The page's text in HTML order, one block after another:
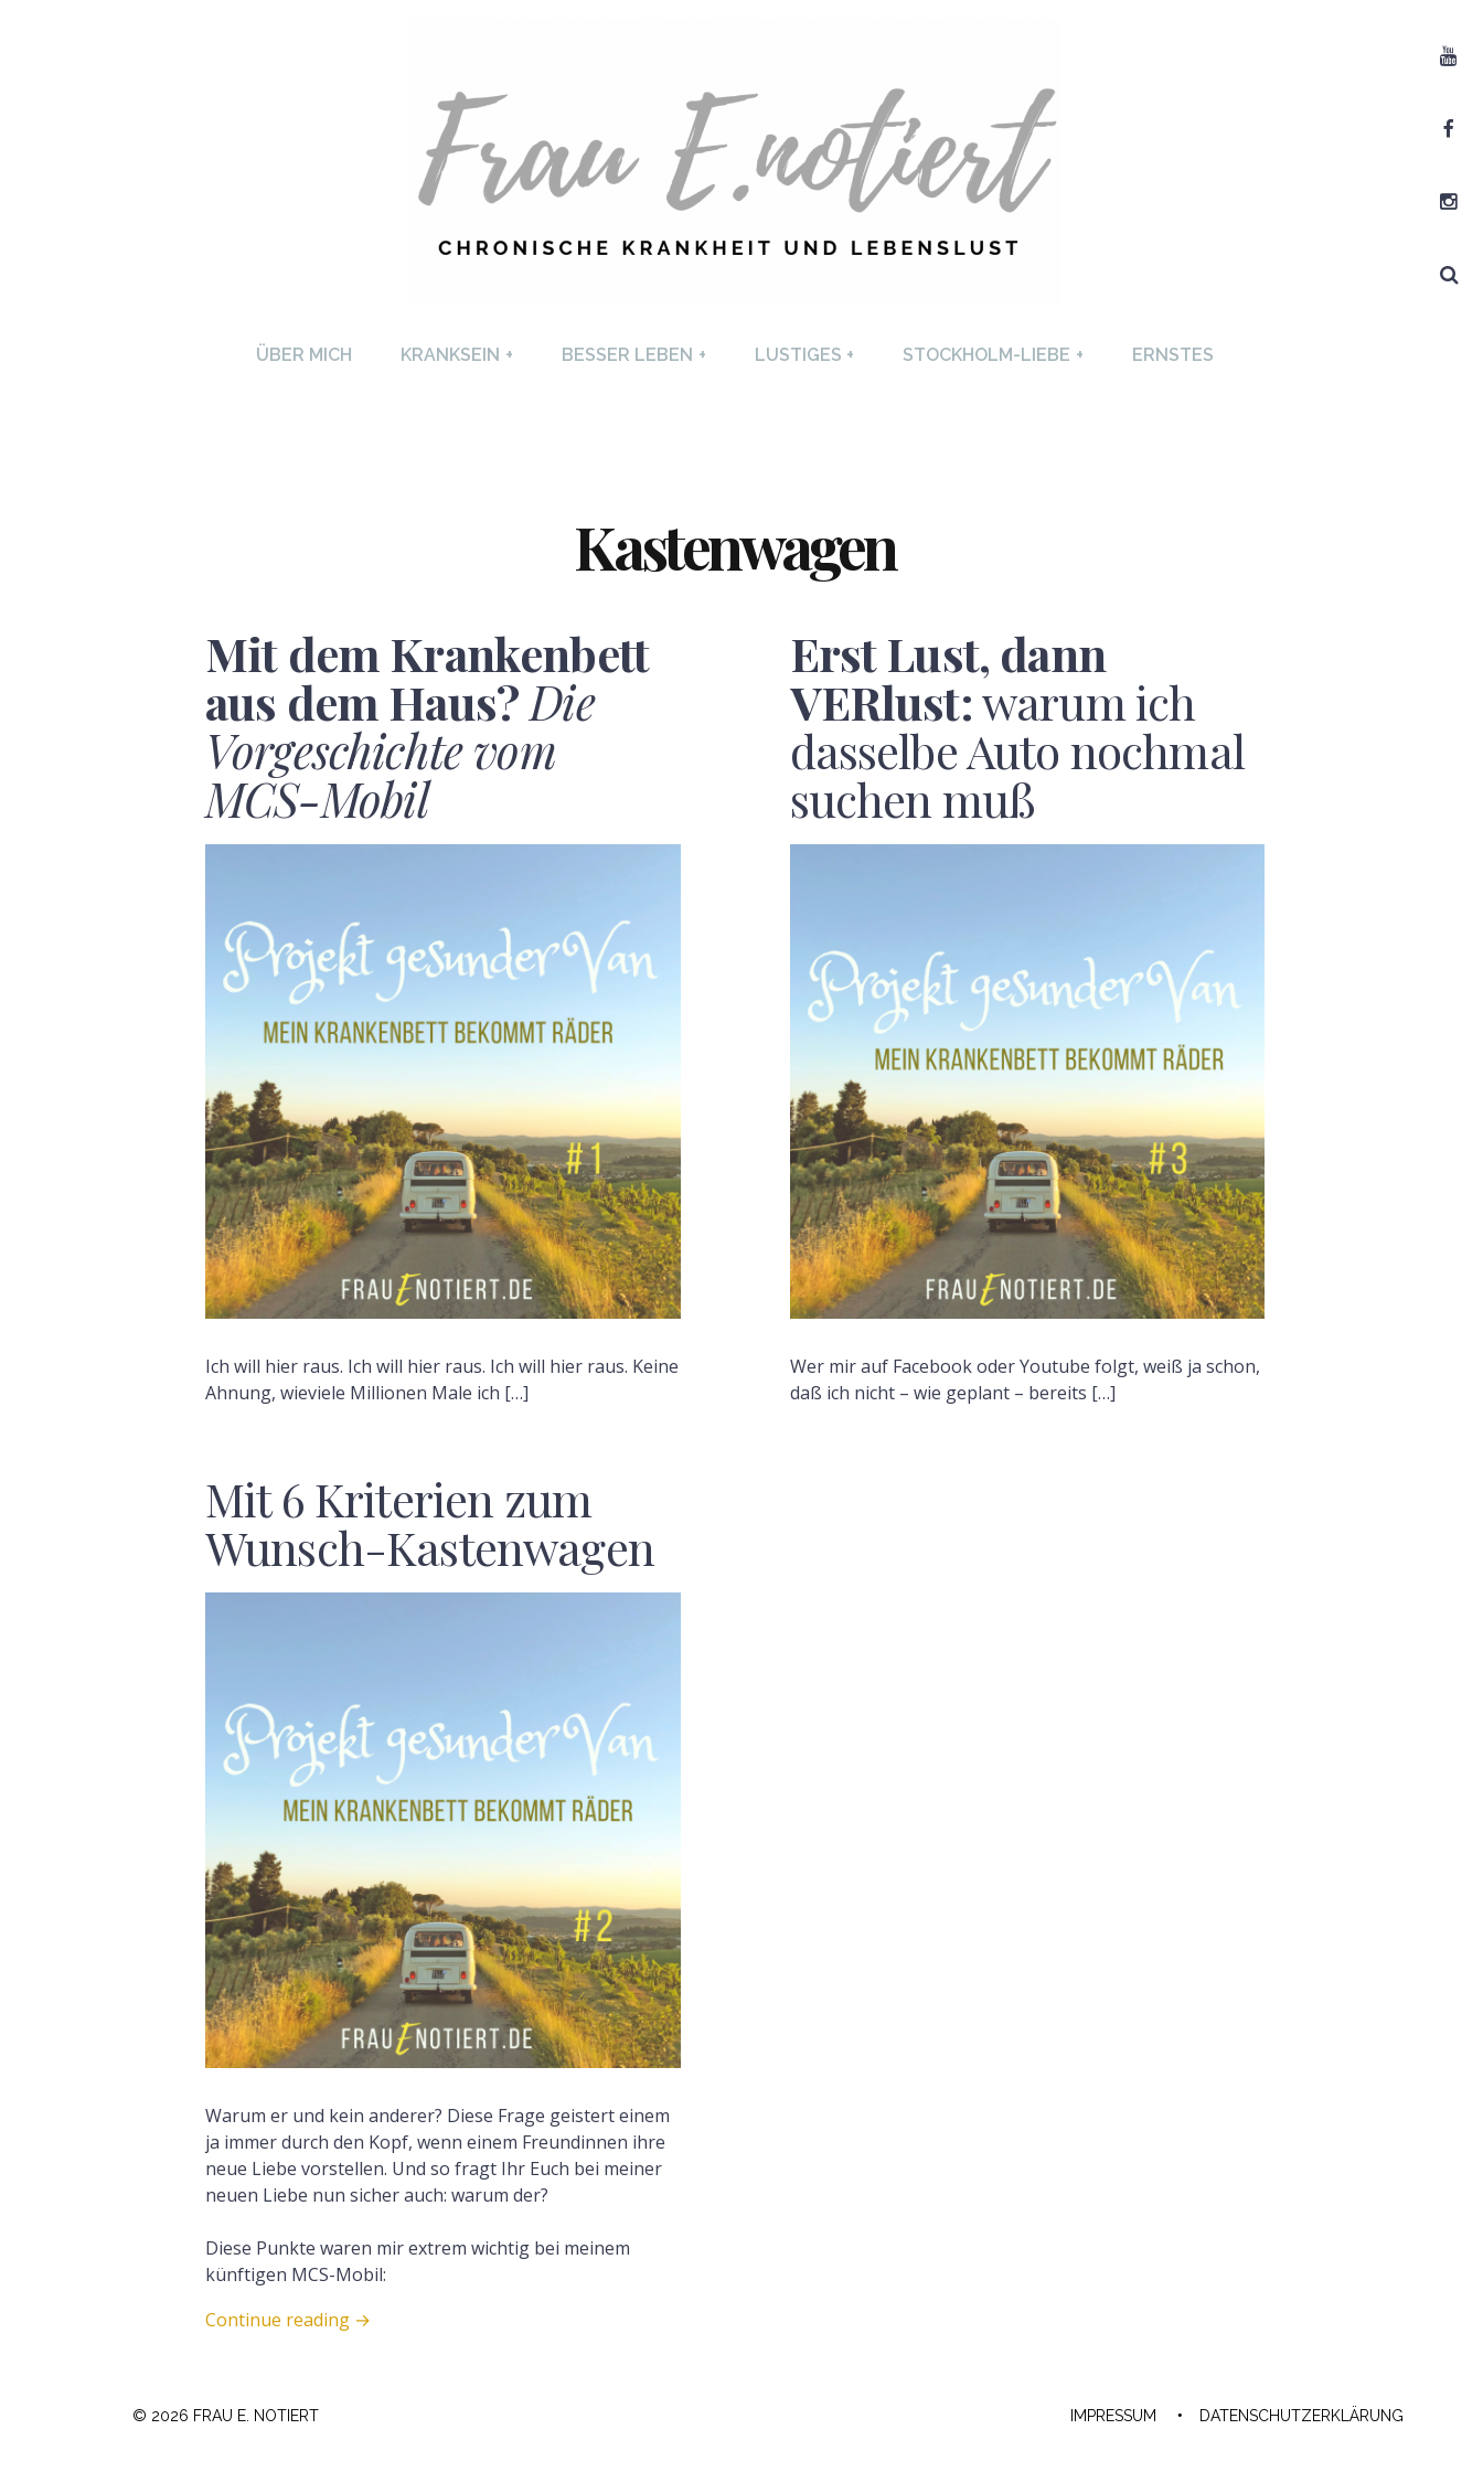
FRAU E. NOTIERT
LEBENSLUST
ÜBER MICH KRANKSEIN + BESSER LEBEN + LUSTIGES + STOCKHOLM-LIEBE + ERNSTES
Kastenwagen
Mit dem Krankenbett
aus dem Haus?Die
Vorgeschichte vom
MCS-Mobil
F
Ich will hier raus. Ich will hier raus. Ich will hier raus. Keine
Ahnung, wieviele Millionen Male ich […]
Erst Lust, dann
VERlust:warum ich
dasselbe Auto nochmal
suchen muß
F
Wer mir auf Facebook oder Youtube folgt, weiß ja schon,
daß ich nicht – wie geplant – bereits […]
Mit 6 Kriterien zum
Wunsch-Kastenwagen
F
Warum er und kein anderer? Diese Frage geistert einem
ja immer durch den Kopf, wenn einem Freundinnen ihre
neue Liebe vorstellen. Und so fragt Ihr Euch bei meiner
neuen Liebe nun sicher auch: warum der?
Diese Punkte waren mir extrem wichtig bei meinem
künftigen MCS-Mobil:
Continue reading →
© 2026 FRAU E. NOTIERT IMPRESSUM DATENSCHUTZERKLÄRUNG